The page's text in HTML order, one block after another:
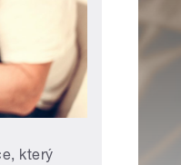
který